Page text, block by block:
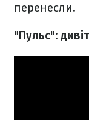
перенесли.
"Пульс":